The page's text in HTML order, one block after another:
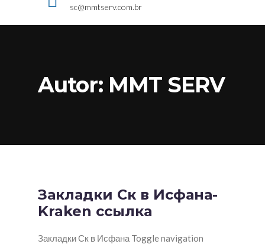
sc@mmtserv.com.br
Autor: MMT SERV
Закладки Ск в Исфана-
Kraken ссылка
Закладки Ск в Исфана Toggle navigation